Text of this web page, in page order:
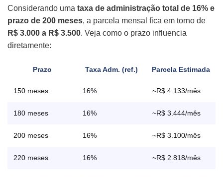
Considerando uma taxa de administração total de 16% e
prazo de 200 meses, a parcela mensal fica em torno de
R$ 3.000 a R$ 3.500. Veja como o prazo influencia
diretamente:
Prazo Taxa Adm. (ref.) Parcela Estimada
150 meses 16% ~R$ 4.133/mês
180 meses 16% ~R$ 3.444/mês
200 meses 16% ~R$ 3.100/mês
220 meses 16% ~R$ 2.818/mês